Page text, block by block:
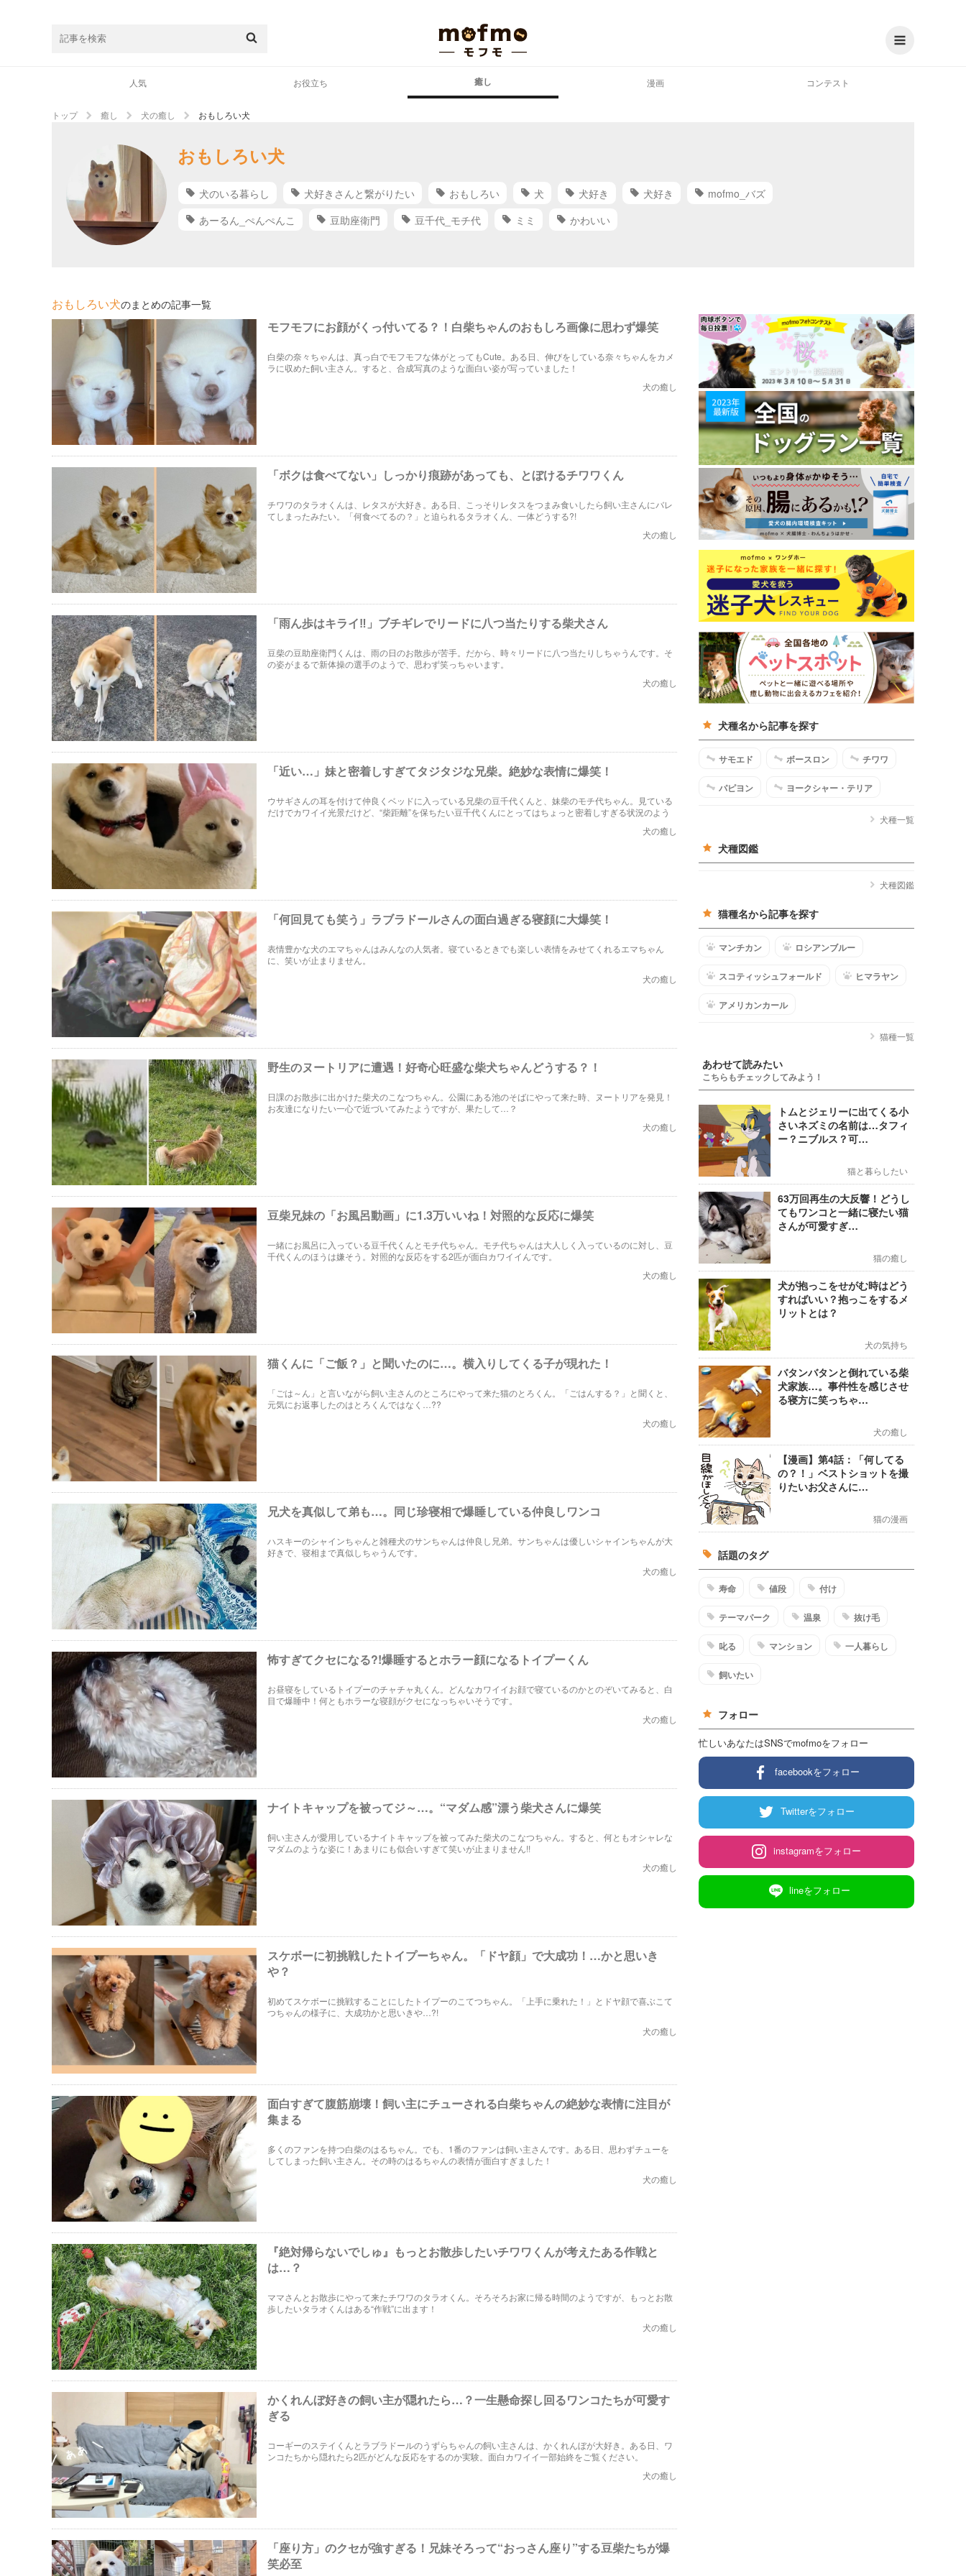
人気 お役立ち 癒し 漫画 コンテスト
トップ 癒し 犬の癒し おもしろい犬
おもしろい犬
犬のいる暮らし 犬好きさんと繋がりたい おもしろい 犬 犬好き 犬好き
mofmo_バズ
あーるん_ぺんぺんこ
豆助座衛門 豆千代_モチ代 ミミ かわいい
おもしろい犬のまとめの記事一覧
モフモフにお顔がくっ付いてる？！白柴ちゃんのおもしろ画像に思わず爆笑
白柴の奈々ちゃんは、真っ白でモフモフな体がとってもCute。ある日、伸びをしている奈々ちゃんをカメ
ラに収めた飼い主さん。すると、合成写真のような面白い姿が写っていました！
犬の癒し
「ボクは食べてない」しっかり痕跡があっても、とぼけるチワワくん
チワワのタラオくんは、レタスが大好き。ある日、こっそりレタスをつまみ食いしたら飼い主さんにバレ
てしまったみたい。「何食べてるの？」と迫られるタラオくん、一体どうする?!
犬の癒し
「雨ん歩はキライ‼」ブチギレでリードに八つ当たりする柴犬さん
豆柴の豆助座衛門くんは、雨の日のお散歩が苦手。だから、時々リードに八つ当たりしちゃうんです。そ
の姿がまるで新体操の選手のようで、思わず笑っちゃいます。
犬の癒し
「近い…」妹と密着しすぎてタジタジな兄柴。絶妙な表情に爆笑！
ウサギさんの耳を付けて仲良くベッドに入っている兄柴の豆千代くんと、妹柴のモチ代ちゃん。見ている
だけでカワイイ光景だけど、“柴距離”を保ちたい豆千代くんにとってはちょっと密着しすぎる状況のよう
犬の癒し
「何回見ても笑う」ラブラドールさんの面白過ぎる寝顔に大爆笑！
表情豊かな犬のエマちゃんはみんなの人気者。寝ているときでも楽しい表情をみせてくれるエマちゃん
に、笑いが止まりません。
犬の癒し
野生のヌートリアに遭遇！好奇心旺盛な柴犬ちゃんどうする？！
日課のお散歩に出かけた柴犬のこなつちゃん。公園にある池のそばにやって来た時、ヌートリアを発見！
お友達になりたい一心で近づいてみたようですが、果たして…？
犬の癒し
豆柴兄妹の「お風呂動画」に1.3万いいね！対照的な反応に爆笑
一緒にお風呂に入っている豆千代くんとモチ代ちゃん。モチ代ちゃんは大人しく入っているのに対し、豆
千代くんのほうは嫌そう。対照的な反応をする2匹が面白カワイイんです。
犬の癒し
猫くんに「ご飯？」と聞いたのに…。横入りしてくる子が現れた！
「ごは～ん」と言いながら飼い主さんのところにやって来た猫のとろくん。「ごはんする？」と聞くと、
元気にお返事したのはとろくんではなく…??
犬の癒し
兄犬を真似して弟も…。同じ珍寝相で爆睡している仲良しワンコ
ハスキーのシャインちゃんと雑種犬のサンちゃんは仲良し兄弟。サンちゃんは優しいシャインちゃんが大
好きで、寝相まで真似しちゃうんです。
犬の癒し
怖すぎてクセになる?!爆睡するとホラー顔になるトイプーくん
お昼寝をしているトイプーのチャチャ丸くん。どんなカワイイお顔で寝ているのかとのぞいてみると、白
目で爆睡中！何ともホラーな寝顔がクセになっちゃいそうです。
犬の癒し
ナイトキャップを被ってジ～…。“マダム感”漂う柴犬さんに爆笑
飼い主さんが愛用しているナイトキャップを被ってみた柴犬のこなつちゃん。すると、何ともオシャレな
マダムのような姿に！あまりにも似合いすぎて笑いが止まりません!!
犬の癒し
スケボーに初挑戦したトイプーちゃん。「ドヤ顔」で大成功！…かと思いき
や？
初めてスケボーに挑戦することにしたトイプーのこてつちゃん。「上手に乗れた！」とドヤ顔で喜ぶこて
つちゃんの様子に、大成功かと思いきや…?!
犬の癒し
面白すぎて腹筋崩壊！飼い主にチューされる白柴ちゃんの絶妙な表情に注目が
集まる
多くのファンを持つ白柴のはるちゃん。でも、1番のファンは飼い主さんです。ある日、思わずチューを
してしまった飼い主さん。その時のはるちゃんの表情が面白すぎました！
犬の癒し
『絶対帰らないでしゅ』もっとお散歩したいチワワくんが考えたある作戦と
は…？
ママさんとお散歩にやって来たチワワのタラオくん。そろそろお家に帰る時間のようですが、もっとお散
歩したいタラオくんはある“作戦”に出ます！
犬の癒し
かくれんぼ好きの飼い主が隠れたら…？一生懸命探し回るワンコたちが可愛す
ぎる
コーギーのステイくんとラブラドールのうずらちゃんの飼い主さんは、かくれんぼが大好き。ある日、ワ
ンコたちから隠れたら2匹がどんな反応をするのか実験。面白カワイイ一部始終をご覧ください。
犬の癒し
「座り方」のクセが強すぎる！兄妹そろって“おっさん座り”する豆柴たちが爆
笑必至
犬種名から記事を探す
サモエド ボースロン チワワ
パピヨン ヨークシャー・テリア
犬種一覧
犬種図鑑
犬種図鑑
猫種名から記事を探す
マンチカン ロシアンブルー
スコティッシュフォールド ヒマラヤン
アメリカンカール
猫種一覧
あわせて読みたい
こちらもチェックしてみよう！
トムとジェリーに出てくる小
さいネズミの名前は…タフィ
ー？ニブルス？可…
猫と暮らしたい
63万回再生の大反響！どうし
てもワンコと一緒に寝たい猫
さんが可愛すぎ…
猫の癒し
犬が抱っこをせがむ時はどう
すればいい？抱っこをするメ
リットとは？
犬の気持ち
バタンバタンと倒れている柴
犬家族…。事件性を感じさせ
る寝方に笑っちゃ…
犬の癒し
【漫画】第4話：「何してる
の？！」ベストショットを撮
りたいお父さんに…
猫の漫画
話題のタグ
寿命 値段 付け
テーマパーク 温泉 抜け毛
叱る マンション 一人暮らし
飼いたい
フォロー
忙しいあなたはSNSでmofmoをフォロー
facebookをフォロー
Twitterをフォロー
instagramをフォロー
lineをフォロー